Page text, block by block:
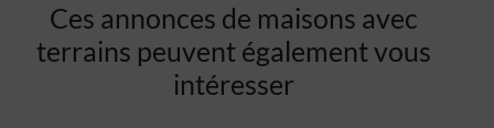
Ces annonces de maisons avec
terrains peuvent également vous
intéresser